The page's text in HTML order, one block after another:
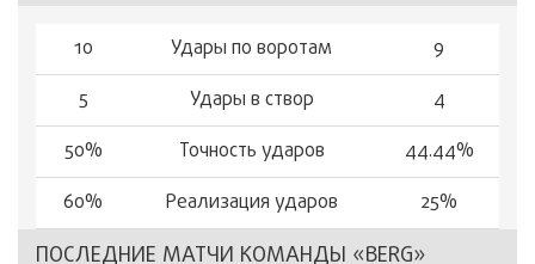
10 Удары по воротам
9
5
Удары в створ
4
50%
Точность ударов
44.44%
60%
Реализация ударов 25%
ПОСЛЕДНИЕ МАТЧИ КОМАНДЫ «BERG»